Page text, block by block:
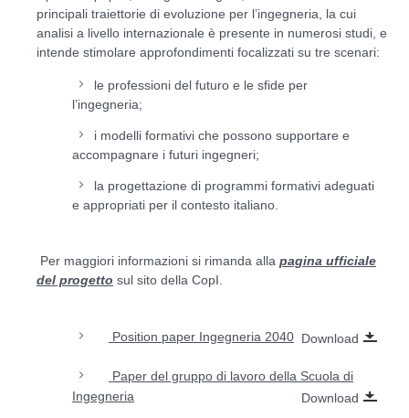
principali traiettorie di evoluzione per l’ingegneria, la cui
analisi a livello internazionale è presente in numerosi studi, e
intende stimolare approfondimenti focalizzati su tre scenari:
le professioni del futuro e le sfide per
l’ingegneria;
i modelli formativi che possono supportare e
accompagnare i futuri ingegneri;
la progettazione di programmi formativi adeguati
e appropriati per il contesto italiano.
Per maggiori informazioni si rimanda alla pagina ufficiale
del progetto sul sito della CopI.
Position paper Ingegneria 2040 Download
Paper del gruppo di lavoro della Scuola di
Ingegneria
Download